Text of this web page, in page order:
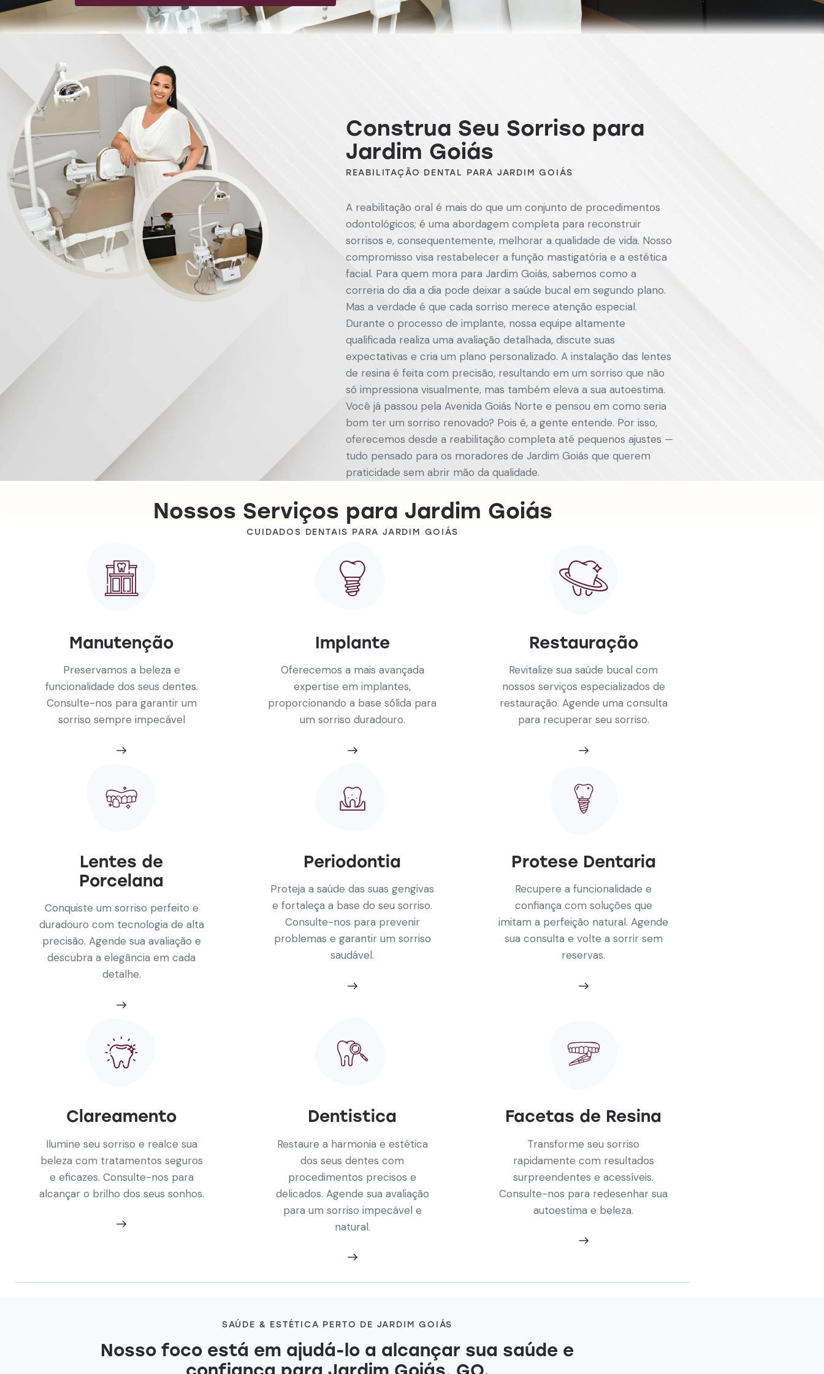
buscar o melhor cuidado
bucal. Obrigada a todos
Construa Seu Sorriso para
Jardim Goiás
REABILITAÇÃO DENTAL PARA JARDIM GOIÁS
A reabilitação oral é mais do que um conjunto de procedimentos
odontológicos; é uma abordagem completa para reconstruir
sorrisos e, consequentemente, melhorar a qualidade de vida. Nosso
compromisso visa restabelecer a função mastigatória e a estética
facial. Para quem mora para Jardim Goiás, sabemos como a
correria do dia a dia pode deixar a saúde bucal em segundo plano.
Mas a verdade é que cada sorriso merece atenção especial.
Durante o processo de implante, nossa equipe altamente
qualificada realiza uma avaliação detalhada, discute suas
expectativas e cria um plano personalizado. A instalação das lentes
de resina é feita com precisão, resultando em um sorriso que não
só impressiona visualmente, mas também eleva a sua autoestima.
Você já passou pela Avenida Goiás Norte e pensou em como seria
bom ter um sorriso renovado? Pois é, a gente entende. Por isso,
oferecemos desde a reabilitação completa até pequenos ajustes —
tudo pensado para os moradores de Jardim Goiás que querem
praticidade sem abrir mão da qualidade.
Nossos Serviços para Jardim Goiás
CUIDADOS DENTAIS PARA JARDIM GOIÁS
Manutenção
Preservamos a beleza e
funcionalidade dos seus dentes.
Consulte-nos para garantir um
sorriso sempre impecável
Implante
Oferecemos a mais avançada
expertise em implantes,
proporcionando a base sólida para
um sorriso duradouro.
Restauração
Revitalize sua saúde bucal com
nossos serviços especializados de
restauração. Agende uma consulta
para recuperar seu sorriso.
Lentes de
Porcelana
Conquiste um sorriso perfeito e
duradouro com tecnologia de alta
precisão. Agende sua avaliação e
descubra a elegância em cada
detalhe.
Periodontia
Proteja a saúde das suas gengivas
e fortaleça a base do seu sorriso.
Consulte-nos para prevenir
problemas e garantir um sorriso
saudável.
Protese Dentaria
Recupere a funcionalidade e
confiança com soluções que
imitam a perfeição natural. Agende
sua consulta e volte a sorrir sem
reservas.
Clareamento
Ilumine seu sorriso e realce sua
beleza com tratamentos seguros
e eficazes. Consulte-nos para
alcançar o brilho dos seus sonhos.
Dentistica
Restaure a harmonia e estética
dos seus dentes com
procedimentos precisos e
delicados. Agende sua avaliação
para um sorriso impecável e
natural.
Facetas de Resina
Transforme seu sorriso
rapidamente com resultados
surpreendentes e acessíveis.
Consulte-nos para redesenhar sua
autoestima e beleza.
SAÚDE & ESTÉTICA PERTO DE JARDIM GOIÁS
Nosso foco está em ajudá-lo a alcançar sua saúde e